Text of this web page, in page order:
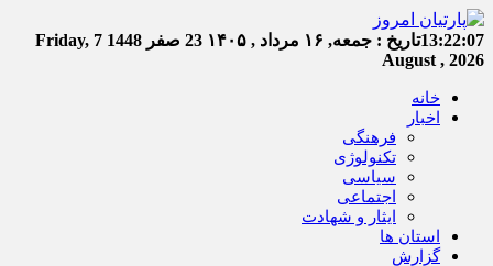
13:22:07تاریخ : جمعه, ۱۶ مرداد , ۱۴۰۵ 23 صفر 1448
Friday, 7
August , 2026
خانه
اخبار
فرهنگی
تکنولوژی
سیاسی
اجتماعی
ایثار و شهادت
استان ها
گزارش